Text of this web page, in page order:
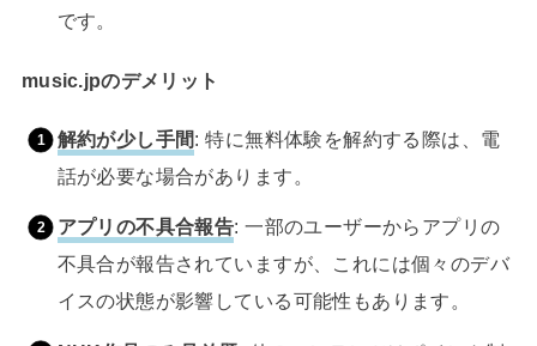
です。
music.jpのデメリット
解約が少し手間: 特に無料体験を解約する際は、電
話が必要な場合があります。
アプリの不具合報告: 一部のユーザーからアプリの
不具合が報告されていますが、これには個々のデバ
イスの状態が影響している可能性もあります。